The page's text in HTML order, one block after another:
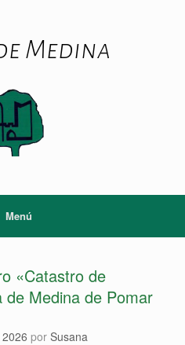
Medina
Menú
«Catastro de
de Medina de Pomar
por Susana